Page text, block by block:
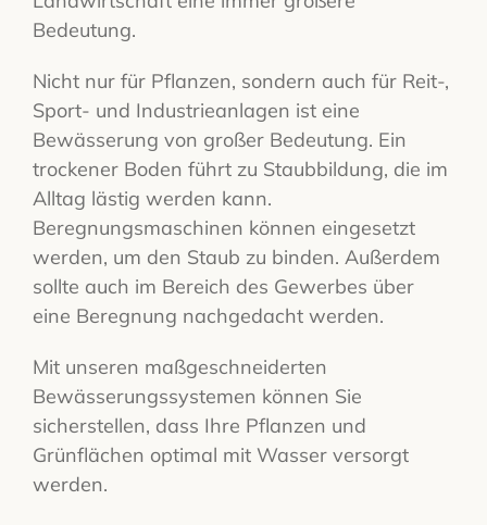
Bedeutung.
Nicht nur für Pflanzen, sondern auch für Reit-,
Sport- und Industrieanlagen ist eine
Bewässerung von großer Bedeutung. Ein
trockener Boden führt zu Staubbildung, die im
Alltag lästig werden kann.
Beregnungsmaschinen können eingesetzt
werden, um den Staub zu binden. Außerdem
sollte auch im Bereich des Gewerbes über
eine Beregnung nachgedacht werden.
Mit unseren maßgeschneiderten
Bewässerungssystemen können Sie
sicherstellen, dass Ihre Pflanzen und
Grünflächen optimal mit Wasser versorgt
werden.